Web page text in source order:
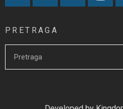
PRETRAGA